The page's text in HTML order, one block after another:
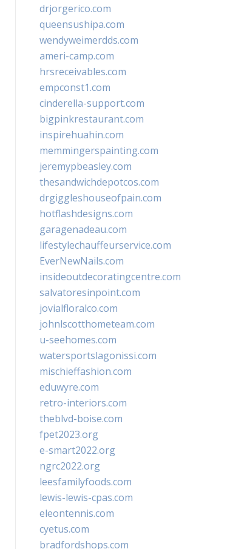
drjorgerico.com
queensushipa.com
wendyweimerdds.com
ameri-camp.com
hrsreceivables.com
empconst1.com
cinderella-support.com
bigpinkrestaurant.com
inspirehuahin.com
memmingerspainting.com
jeremypbeasley.com
thesandwichdepotcos.com
drgiggleshouseofpain.com
hotflashdesigns.com
garagenadeau.com
lifestylechauffeurservice.com
EverNewNails.com
insideoutdecoratingcentre.com
salvatoresinpoint.com
jovialfloralco.com
johnlscotthometeam.com
u-seehomes.com
watersportslagonissi.com
mischieffashion.com
eduwyre.com
retro-interiors.com
theblvd-boise.com
fpet2023.org
e-smart2022.org
ngrc2022.org
leesfamilyfoods.com
lewis-lewis-cpas.com
eleontennis.com
cyetus.com
bradfordshops.com